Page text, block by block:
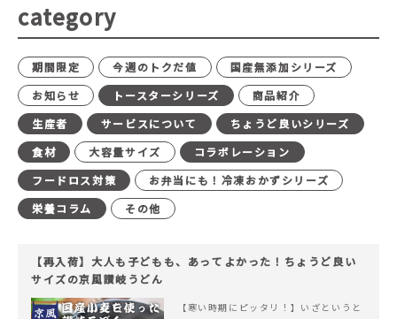
category
期間限定 今週のトクだ値
国産無添加シリーズ
お知らせ
トースターシリーズ
商品紹介
生産者
サービスについて
ちょうど良いシリーズ
食材
大容量サイズ
コラボレーション
フードロス対策
お弁当にも！冷凍おかずシリーズ
栄養コラム
その他
【再入荷】大人も子どもも、あってよかった！ちょうど良い
サイズの京風讃岐うどん
【寒い時期にピッタリ！】いざというと